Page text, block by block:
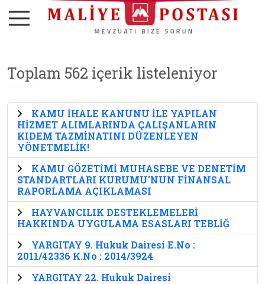
Toplam 562 içerik listeleniyor
KAMU İHALE KANUNU İLE YAPILAN
HİZMET ALIMLARINDA ÇALIŞANLARIN
KIDEM TAZMİNATINI DÜZENLEYEN
YÖNETMELİK!
KAMU GÖZETİMİ MUHASEBE VE DENETİM
STANDARTLARI KURUMU'NUN FİNANSAL
RAPORLAMA AÇIKLAMASI
HAYVANCILIK DESTEKLEMELERİ
HAKKINDA UYGULAMA ESASLARI TEBLİĞ
YARGITAY 9. Hukuk Dairesi E.No :
2011/42336 K.No : 2014/3924
YARGITAY 22. Hukuk Dairesi